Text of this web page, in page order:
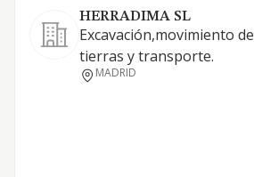
HERRADIMA SL
Excavación,movimiento de
tierras y transporte.
MADRID